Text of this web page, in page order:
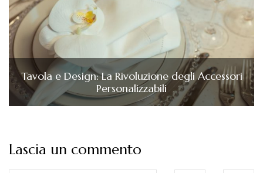
Tavola e Design: La Rivoluzione degli Accessori
Personalizzabili
Lascia un commento